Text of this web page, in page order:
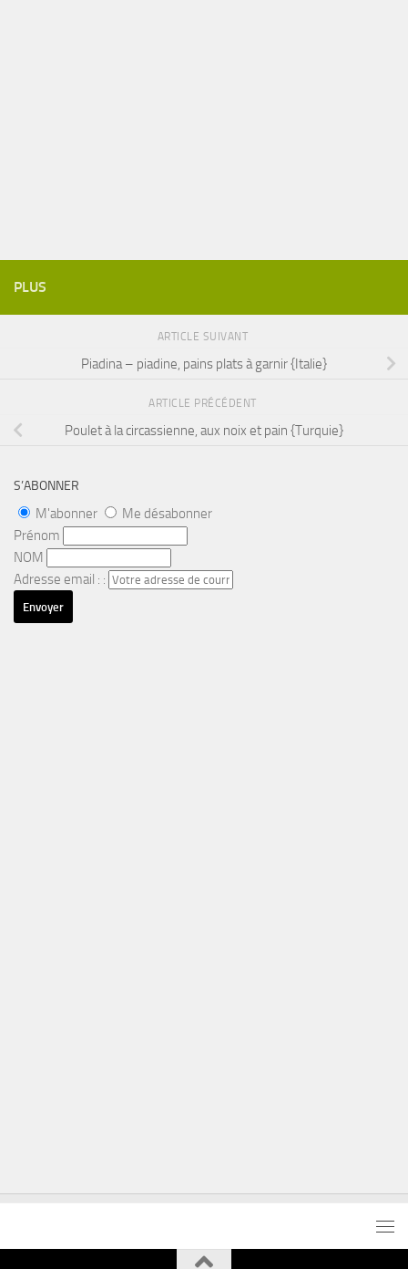
PLUS
ARTICLE SUIVANT
Piadina – piadine, pains plats à garnir {Italie}
ARTICLE PRÉCÉDENT
Poulet à la circassienne, aux noix et pain {Turquie}
S’ABONNER
M'abonner
Me désabonner
Prénom
NOM
Adresse email : :